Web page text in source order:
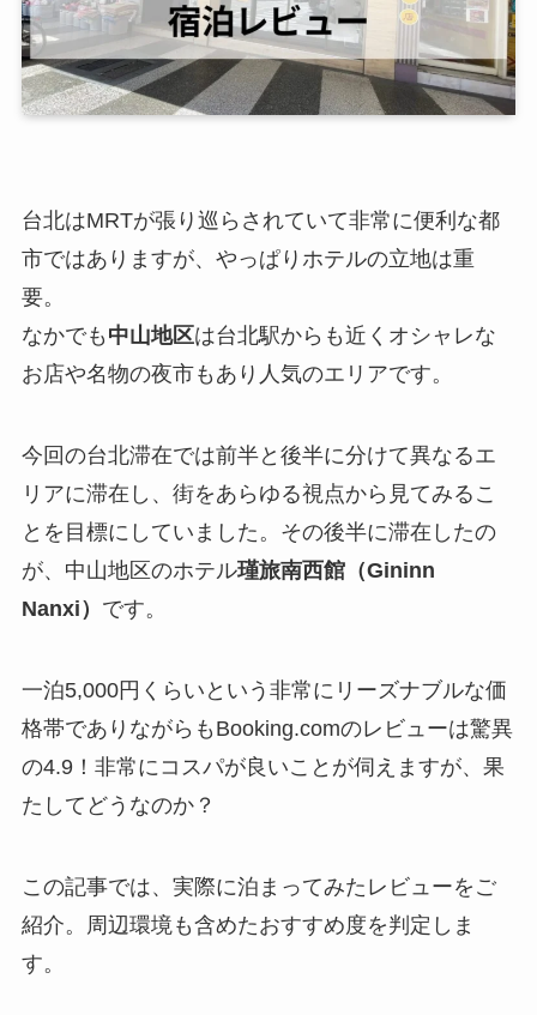
台北はMRTが張り巡らされていて非常に便利な都
市ではありますが、やっぱりホテルの立地は重
要。
なかでも 中山地区は台北駅からも近くオシャレな
お店や名物の夜市もあり人気のエリアです。
今回の台北滞在では前半と後半に分けて異なるエ
リアに滞在し、街をあらゆる視点から見てみるこ
とを目標にしていました。その後半に滞在したの
が、中山地区のホテル瑾旅南西館（Gininn
Nanxi） です。
一泊5,000円くらいという非常にリーズナブルな価
格帯でありながらもBooking.comのレビューは驚異
の4.9！非常にコスパが良いことが伺えますが、果
たしてどうなのか？
この記事では、実際に泊まってみたレビューをご
紹介。周辺環境も含めたおすすめ度を判定しま
す。